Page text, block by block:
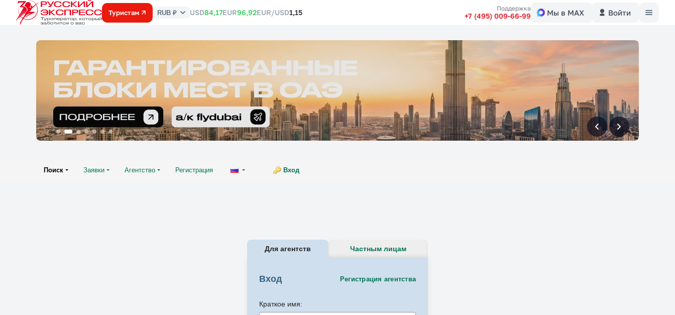
Туристам
Курс
RUB ₽ USD84,17EUR96,92EUR/USD1,15 Поддержка
+7 (495) 009-66-99 Мы в MAX Войти
впередвперед
Поиск Заявки Агентство Регистрация Вход
Для агентств Частным лицам
Вход Регистрация агентства
Краткое имя: